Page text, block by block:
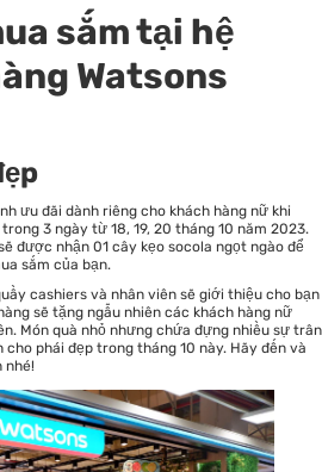
sắm tại hệ
Watsons
ưu đãi dành riêng cho khách hàng nữ khi
3 ngày từ 18, 19, 20 tháng 10 năm 2023.
được nhận 01 cây kẹo socola ngọt ngào để
sắm của bạn.
cashiers và nhân viên sẽ giới thiệu cho bạn
sẽ tặng ngẫu nhiên các khách hàng nữ
Món quà nhỏ nhưng chứa đựng nhiều sự trân
phái đẹp trong tháng 10 này. Hãy đến và
nhé!